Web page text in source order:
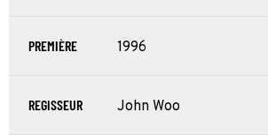
PREMIÈRE 1996
REGISSEUR John Woo